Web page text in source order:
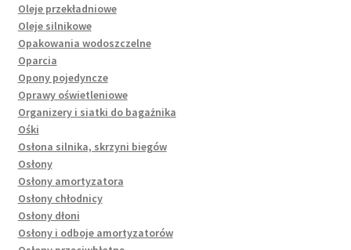
Oleje przekładniowe
Oleje silnikowe
Opakowania wodoszczelne
Oparcia
Opony pojedyncze
Oprawy oświetleniowe
Organizery i siatki do bagażnika
Ośki
Osłona silnika, skrzyni biegów
Osłony
Osłony amortyzatora
Osłony chłodnicy
Osłony dłoni
Osłony i odboje amortyzatorów